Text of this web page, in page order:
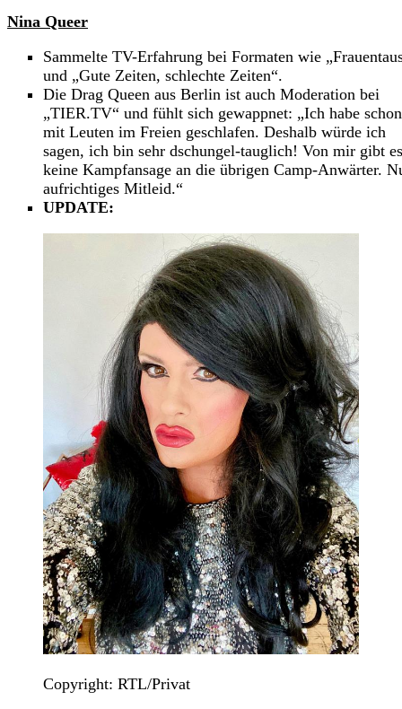
Nina Queer
Sammelte TV-Erfahrung bei Formaten wie
und „Gute Zeiten, schlechte Zeiten“.
Die Drag Queen aus Berlin ist auch Moderation bei
„TIER.TV“ und fühlt sich gewappnet: „Ich habe
mit Leuten im Freien geschlafen. Deshalb würde ich
sagen, ich bin sehr dschungel-tauglich! Von mir gibt es
keine Kampfansage an die übrigen Camp-Anwärter.
aufrichtiges Mitleid.“
UPDATE:
Copyright: RTL/Privat